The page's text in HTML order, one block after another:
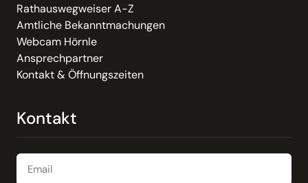
Rathauswegweiser A-Z
Amtliche Bekanntmachungen
Webcam Hörnle
Ansprechpartner
Kontakt & Öffnungszeiten
Kontakt